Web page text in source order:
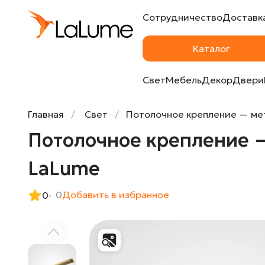
Сотрудничество
Каталог
СветМебельДекорДвери
Главная Свет Потолочное крепление —
Потолочное крепление
LaLume
0 0Добавить в избранное
Потолочное крепление — металлическая